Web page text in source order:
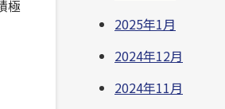
極
2025年1月
2024年12月
2024年11月